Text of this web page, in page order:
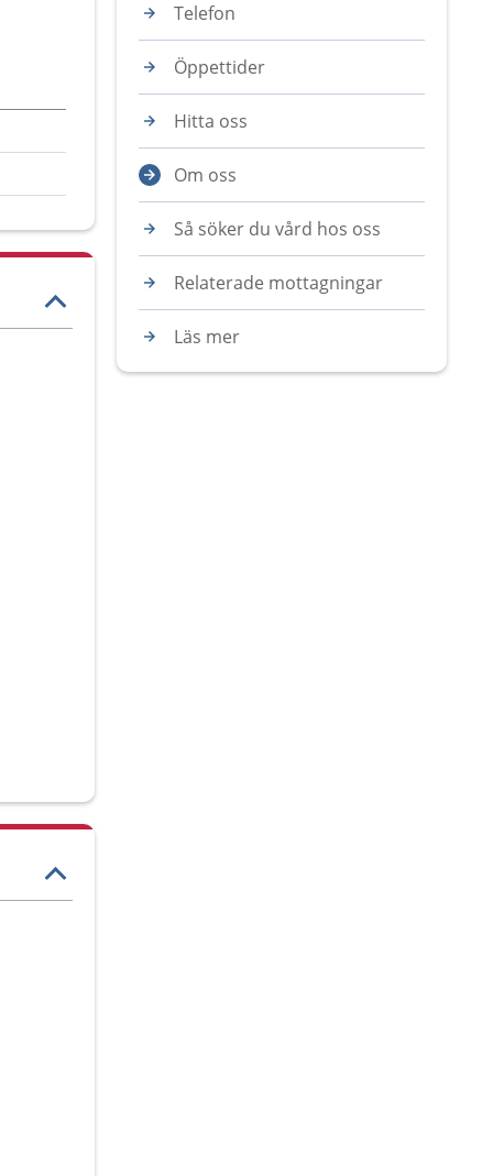
Telefon
Öppettider
Hitta oss
Om oss
Så söker du vård hos oss
Relaterade mottagningar
Läs mer